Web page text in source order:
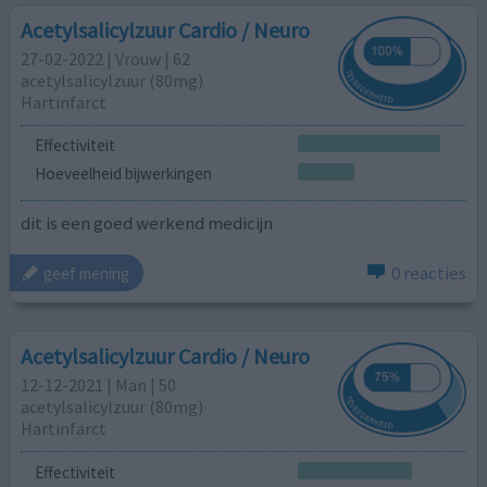
Acetylsalicylzuur Cardio / Neuro
27-02-2022 | Vrouw | 62
acetylsalicylzuur (80mg)
Hartinfarct
Effectiviteit
Hoeveelheid bijwerkingen
dit is een goed werkend medicijn
geef mening 0 reacties
Acetylsalicylzuur Cardio / Neuro
12-12-2021 | Man | 50
acetylsalicylzuur (80mg)
Hartinfarct
Effectiviteit